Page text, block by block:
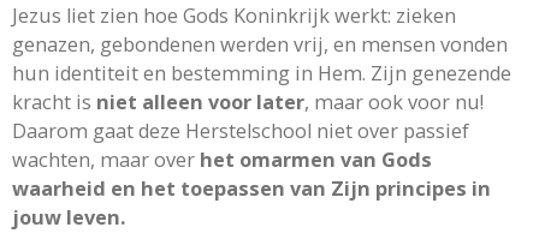
Jezus liet zien hoe Gods Koninkrijk werkt: zieken
genazen, gebondenen werden vrij, en mensen vonden
hun identiteit en bestemming in Hem. Zijn genezende
kracht is niet alleen voor later, maar ook voor nu!
Daarom gaat deze Herstelschool niet over passief
wachten, maar over het omarmen van Gods
waarheid en het toepassen van Zijn principes in
jouw leven.